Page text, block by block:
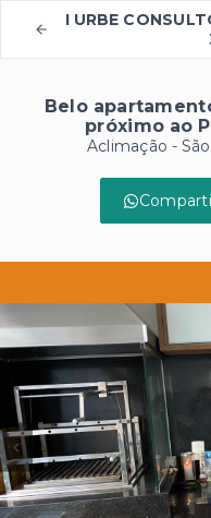
I URBE
Belo
próximo ao
Aclimação -